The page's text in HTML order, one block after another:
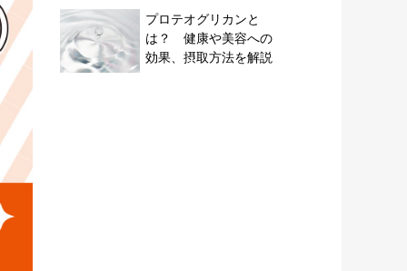
プロテオグリカンと
は？ 健康や美容への
効果、摂取方法を解説